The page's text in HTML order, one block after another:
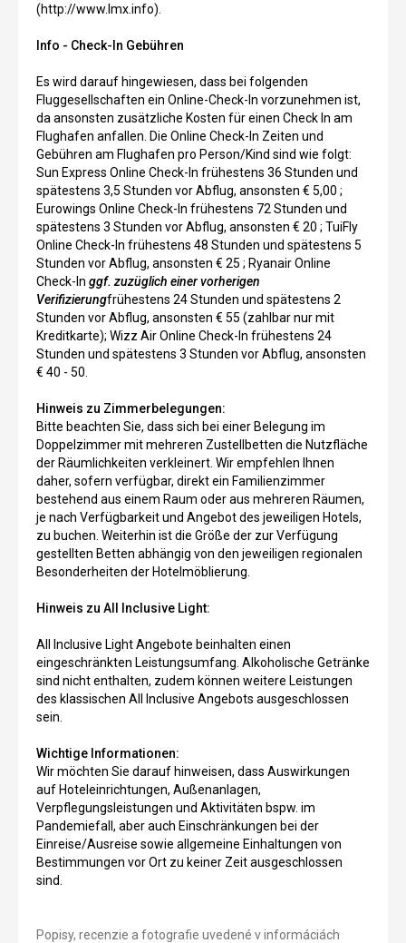
(http://www.lmx.info).
Info - Check-In Gebühren
Es wird darauf hingewiesen, dass bei folgenden
Fluggesellschaften ein Online-Check-In vorzunehmen ist,
da ansonsten zusätzliche Kosten für einen Check In am
Flughafen anfallen. Die Online Check-In Zeiten und
Gebühren am Flughafen pro Person/Kind sind wie folgt:
Sun Express Online Check-In frühestens 36 Stunden und
spätestens 3,5 Stunden vor Abflug, ansonsten € 5,00 ;
Eurowings Online Check-In frühestens 72 Stunden und
spätestens 3 Stunden vor Abflug, ansonsten € 20 ; TuiFly
Online Check-In frühestens 48 Stunden und spätestens 5
Stunden vor Abflug, ansonsten € 25 ; Ryanair Online
Check-In ggf. zuzüglich einer vorherigen
Verifizierungfrühestens 24 Stunden und spätestens 2
Stunden vor Abflug, ansonsten € 55 (zahlbar nur mit
Kreditkarte); Wizz Air Online Check-In frühestens 24
Stunden und spätestens 3 Stunden vor Abflug, ansonsten
€ 40 - 50.
Hinweis zu Zimmerbelegungen:
Bitte beachten Sie, dass sich bei einer Belegung im
Doppelzimmer mit mehreren Zustellbetten die Nutzfläche
der Räumlichkeiten verkleinert. Wir empfehlen Ihnen
daher, sofern verfügbar, direkt ein Familienzimmer
bestehend aus einem Raum oder aus mehreren Räumen,
je nach Verfügbarkeit und Angebot des jeweiligen Hotels,
zu buchen. Weiterhin ist die Größe der zur Verfügung
gestellten Betten abhängig von den jeweiligen regionalen
Besonderheiten der Hotelmöblierung.
Hinweis zu All Inclusive Light:
All Inclusive Light Angebote beinhalten einen
eingeschränkten Leistungsumfang. Alkoholische Getränke
sind nicht enthalten, zudem können weitere Leistungen
des klassischen All Inclusive Angebots ausgeschlossen
sein.
Wichtige Informationen:
Wir möchten Sie darauf hinweisen, dass Auswirkungen
auf Hoteleinrichtungen, Außenanlagen,
Verpflegungsleistungen und Aktivitäten bspw. im
Pandemiefall, aber auch Einschränkungen bei der
Einreise/Ausreise sowie allgemeine Einhaltungen von
Bestimmungen vor Ort zu keiner Zeit ausgeschlossen
sind.
Popisy, recenzie a fotografie uvedené v informáciách